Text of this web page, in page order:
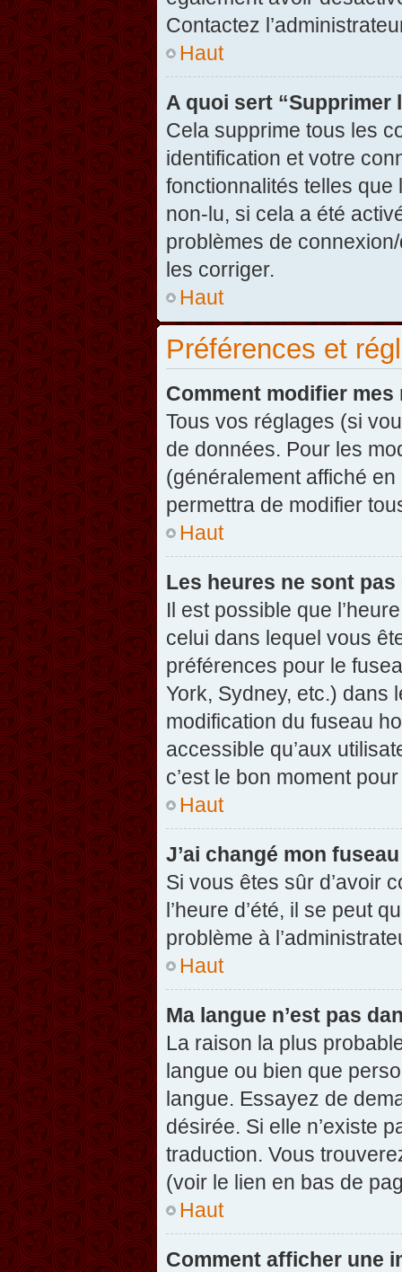
Contactez
Haut
A quoi sert “Supprimer
Cela supprime tous les
identification et votre
fonctionnalités telles que
non-lu, si cela a été
problèmes de
les corriger.
Haut
Préférences et
Comment modifier mes
Tous vos réglages (si
de données. Pour les
(généralement affiché
permettra de modifier
Haut
Les heures ne sont
Il est possible que
celui dans lequel vous
préférences pour le
York, Sydney, etc.) dans
modification du fuseau
accessible qu’aux
c’est le bon moment
Haut
J’ai changé mon
Si vous êtes sûr d’avoir
l’heure d’été, il se peut
problème à
Haut
Ma langue n’est pas
La raison la plus
langue ou bien que
langue. Essayez de
désirée. Si elle n’existe
traduction. Vous
(voir le lien en bas de
Haut
Comment afficher une